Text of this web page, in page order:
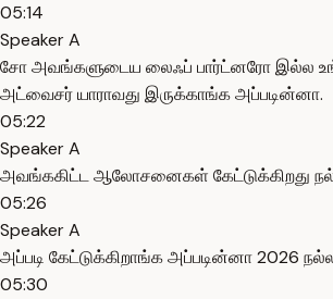
05:14
Speaker A
சோ அவங்களுடைய லைஃப் பார்ட்னரோ இல்ல
அட்வைசர் யாராவது இருக்காங்க அப்படின்னா.
05:22
Speaker A
அவங்ககிட்ட ஆலோசனைகள் கேட்டுக்கிறது
05:26
Speaker A
அப்படி கேட்டுக்கிறாங்க அப்படின்னா 2026
05:30